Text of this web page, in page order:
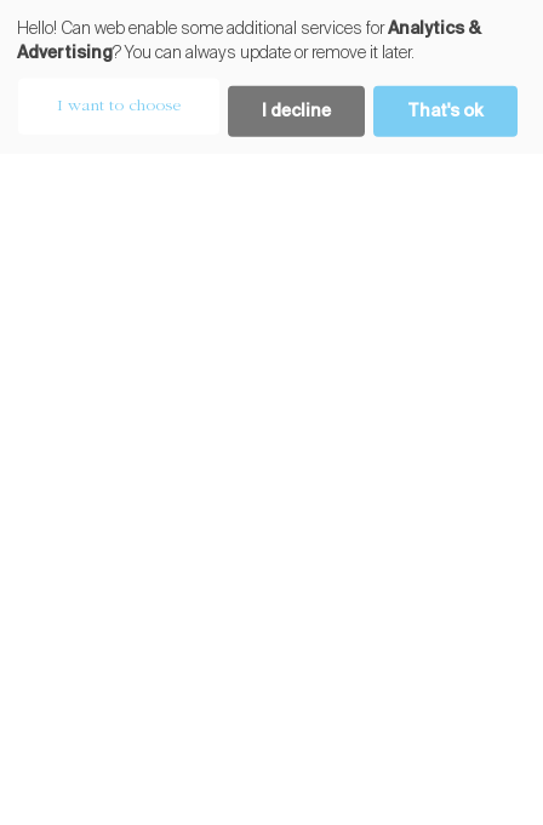
Política de privacitat |Cookies
Hello! Can web enable some additional services forAnalytics &
Advertising? You can always update or remove it later.
I want to choose I decline That's ok